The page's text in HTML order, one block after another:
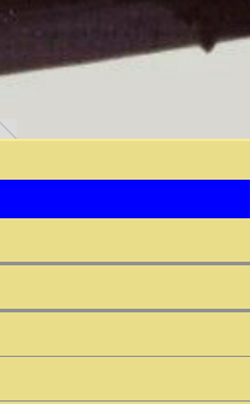
070707070707070707070707